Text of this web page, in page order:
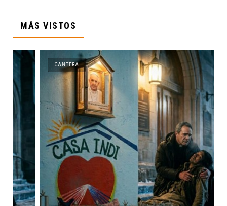
MÁS VISTOS
CANTERA